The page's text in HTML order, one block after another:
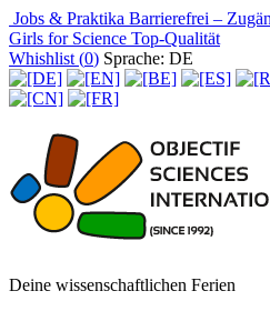
Jobs & Praktika Barrierefrei –
Girls for Science Top-Qualität
Whishlist (0) Sprache: DE
Deine wissenschaftlichen Ferien